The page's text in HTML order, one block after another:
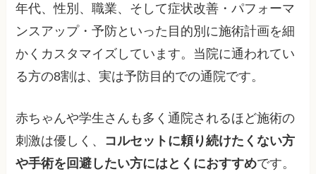
年代、性別、職業、そして症状改善・パフォーマ
ンスアップ・予防といった目的別に施術計画を細
かくカスタマイズしています。当院に通われてい
る方の8割は、実は予防目的での通院です。
赤ちゃんや学生さんも多く通院されるほど施術の
刺激は優しく、 コルセットに頼り続けたくない方
や手術を回避したい方にはとくにおすすめです。